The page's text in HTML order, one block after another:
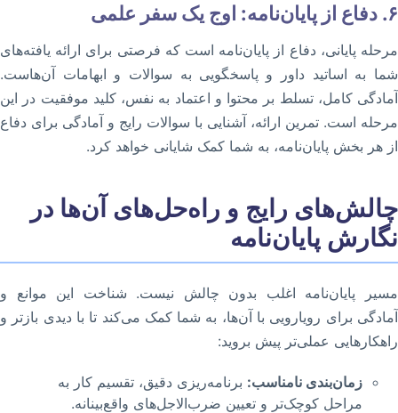
۶. دفاع از پایان‌نامه: اوج یک سفر علمی
مرحله پایانی، دفاع از پایان‌نامه است که فرصتی برای ارائه یافته‌های
شما به اساتید داور و پاسخگویی به سوالات و ابهامات آن‌هاست.
آمادگی کامل، تسلط بر محتوا و اعتماد به نفس، کلید موفقیت در این
مرحله است. تمرین ارائه، آشنایی با سوالات رایج و آمادگی برای دفاع
از هر بخش پایان‌نامه، به شما کمک شایانی خواهد کرد.
چالش‌های رایج و راه‌حل‌های آن‌ها در
نگارش پایان‌نامه
مسیر پایان‌نامه اغلب بدون چالش نیست. شناخت این موانع و
آمادگی برای رویارویی با آن‌ها، به شما کمک می‌کند تا با دیدی بازتر و
راهکارهایی عملی‌تر پیش بروید:
زمان‌بندی نامناسب: برنامه‌ریزی دقیق، تقسیم کار به
مراحل کوچک‌تر و تعیین ضرب‌الاجل‌های واقع‌بینانه.